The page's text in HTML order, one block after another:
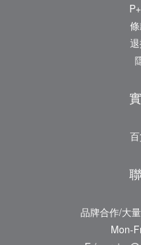
品牌合作/大
Mon-